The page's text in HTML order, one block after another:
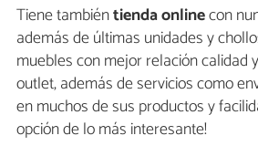
Tiene tambiéntienda onlinecon
además de últimas unidades y
muebles con mejor relación calidad
outlet, además de servicios como
en muchos de sus productos y
opción de lo más interesante!